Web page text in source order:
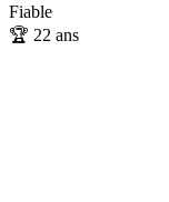
Fiable
🏆 22 ans